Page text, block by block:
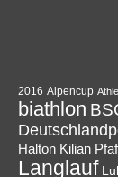
2016 Alpencup
biathlon
Halton Kilian
Langlauf